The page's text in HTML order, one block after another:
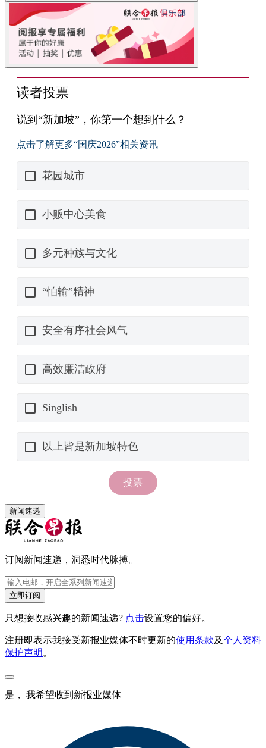
新闻速递
订阅新闻速递，洞悉时代脉搏。
立即订阅
只想接收感兴趣的新闻速递? 点击设置您的偏好。
注册即表示我接受新报业媒体不时更新的使用条款及个人资料
保护声明 。
是， 我希望收到新报业媒体